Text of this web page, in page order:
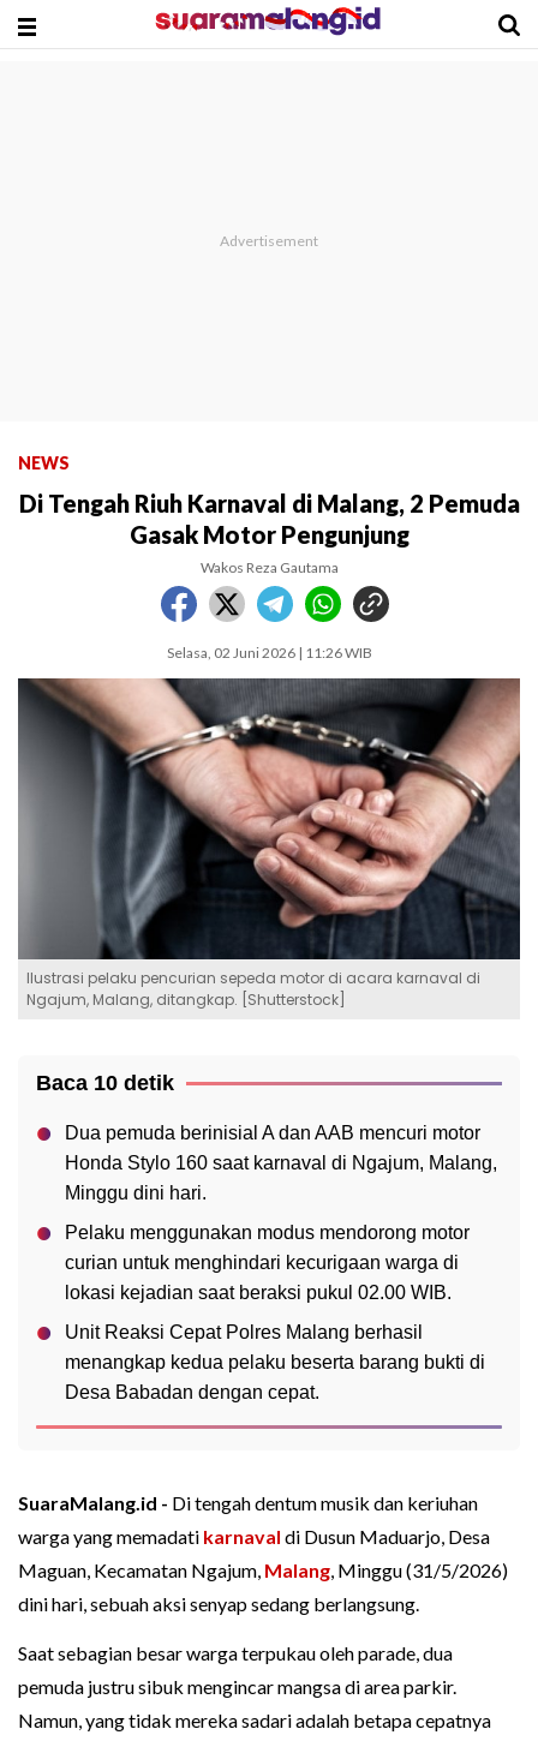
NEWS
Di Tengah Riuh Karnaval di Malang, 2 Pemuda
Gasak Motor Pengunjung
Wakos Reza Gautama
Selasa, 02 Juni 2026 | 11:26 WIB
Ilustrasi pelaku pencurian sepeda motor di acara karnaval di
Ngajum, Malang, ditangkap. [Shutterstock]
Baca 10 detik
Dua pemuda berinisial A dan AAB mencuri motor
Honda Stylo 160 saat karnaval di Ngajum, Malang,
Minggu dini hari.
Pelaku menggunakan modus mendorong motor
curian untuk menghindari kecurigaan warga di
lokasi kejadian saat beraksi pukul 02.00 WIB.
Unit Reaksi Cepat Polres Malang berhasil
menangkap kedua pelaku beserta barang bukti di
Desa Babadan dengan cepat.
SuaraMalang.id - Di tengah dentum musik dan keriuhan
warga yang memadati karnaval di Dusun Maduarjo, Desa
Maguan, Kecamatan Ngajum, Malang, Minggu (31/5/2026)
dini hari, sebuah aksi senyap sedang berlangsung.
Saat sebagian besar warga terpukau oleh parade, dua
pemuda justru sibuk mengincar mangsa di area parkir.
Namun, yang tidak mereka sadari adalah betapa cepatnya